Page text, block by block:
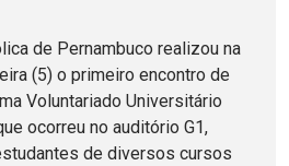
de Pernambuco realizou na
(5) o primeiro encontro de
Voluntariado Universitário
ocorreu no auditório G1,
de diversos cursos